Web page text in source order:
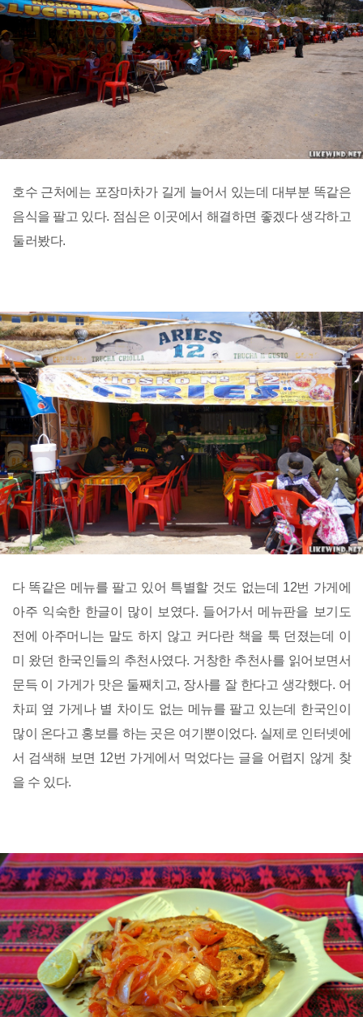
호수 근처에는 포장마차가 길게 늘어서 있는데 대부분 똑같은
음식을 팔고 있다. 점심은 이곳에서 해결하면 좋겠다 생각하고
둘러봤다.
다 똑같은 메뉴를 팔고 있어 특별할 것도 없는데 12번 가게에
아주 익숙한 한글이 많이 보였다. 들어가서 메뉴판을 보기도
전에 아주머니는 말도 하지 않고 커다란 책을 툭 던졌는데 이
미 왔던 한국인들의 추천사였다. 거창한 추천사를 읽어보면서
문득 이 가게가 맛은 둘째치고, 장사를 잘 한다고 생각했다. 어
차피 옆 가게나 별 차이도 없는 메뉴를 팔고 있는데 한국인이
많이 온다고 홍보를 하는 곳은 여기뿐이었다. 실제로 인터넷에
서 검색해 보면 12번 가게에서 먹었다는 글을 어렵지 않게 찾
을 수 있다.